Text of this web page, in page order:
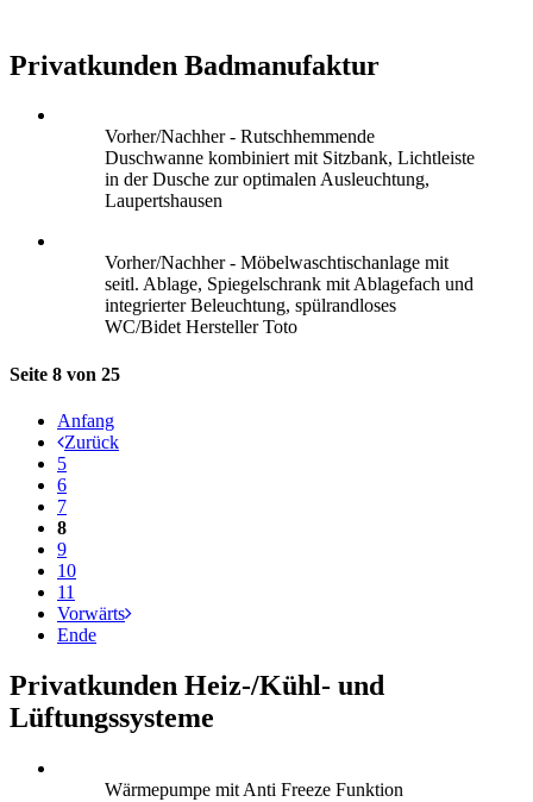
Privatkunden Badmanufaktur
Vorher/Nachher - Rutschhemmende
Duschwanne kombiniert mit Sitzbank, Lichtleiste
in der Dusche zur optimalen Ausleuchtung,
Laupertshausen
Vorher/Nachher - Möbelwaschtischanlage mit
seitl. Ablage, Spiegelschrank mit Ablagefach und
integrierter Beleuchtung, spülrandloses
WC/Bidet Hersteller Toto
Seite 8 von 25
Anfang
Zurück
5
6
7
8
9
10
11
Vorwärts
Ende
Privatkunden Heiz-/Kühl- und
Lüftungssysteme
Wärmepumpe mit Anti Freeze Funktion